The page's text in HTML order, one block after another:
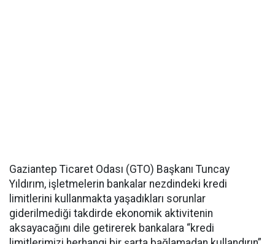
Gaziantep Ticaret Odası (GTO) Başkanı Tuncay
Yıldırım, işletmelerin bankalar nezdindeki kredi
limitlerini kullanmakta yaşadıkları sorunlar
giderilmediği takdirde ekonomik aktivitenin
aksayacağını dile getirerek bankalara “kredi